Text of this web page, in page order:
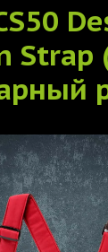
Strap